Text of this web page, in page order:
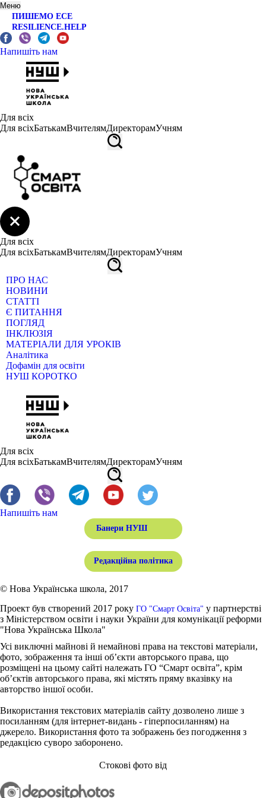
Меню
ПИШЕМО ЕСЕ
RESILIENCE.HELP
Напишіть нам
Для всіх
Для всіхБатькамВчителямДиректорамУчням
Для всіх
Для всіхБатькамВчителямДиректорамУчням
ПРО НАС
НОВИНИ
СТАТТІ
Є ПИТАННЯ
ПОГЛЯД
ІНКЛЮЗІЯ
МАТЕРІАЛИ ДЛЯ УРОКІВ
Аналітика
Дофамін для освіти
НУШ КОРОТКО
Для всіх
Для всіхБатькамВчителямДиректорамУчням
Напишіть нам
Банери НУШ
Редакційна політика
© Нова Українська школа, 2017
Проект був створений 2017 року ГО "Смарт Освіта" у партнерстві
з Міністерством освіти і науки України для комунікації реформи
"Нова Українська Школа"
Усі виключні майнові й немайнові права на текстові матеріали,
фото, зображення та інші об’єкти авторського права, що
розміщені на цьому сайті належать ГО “Смарт освіта”, крім
об’єктів авторського права, які містять пряму вказівку на
авторство іншої особи.
Використання текстових матеріалів сайту дозволено лише з
посиланням (для інтернет-видань - гіперпосиланням) на
джерело. Використання фото та зображень без погодження з
редакцією суворо заборонено.
Стокові фото від